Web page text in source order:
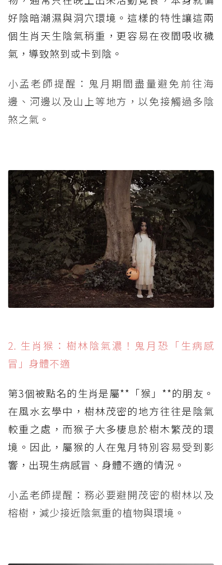
好陰暗潮濕與洞穴環境。這樣的特性讓這兩
個生肖天生陰氣稍重，更容易在夜間吸收穢
氣，導致煞到或卡到陰。
小孟老師提醒：鬼月期間盡量避免前往海
邊、河邊以及山上等地方，以免接觸過多陰
煞之氣。
2. 生肖猴：樹林陰氣濃！鬼月恐「生病感
冒」身體不適
第3個被點名的生肖是屬**「猴」**的朋友。
在風水玄學中，樹林茂密的地方往往是陰氣
較重之處，而猴子大多棲息於樹木繁茂的環
境。因此，屬猴的人在鬼月特別容易受到影
響，出現生病感冒、身體不適的情況。
小孟老師提醒：務必要避開茂密的樹林以及
榕樹，減少接近陰氣重的植物與環境。